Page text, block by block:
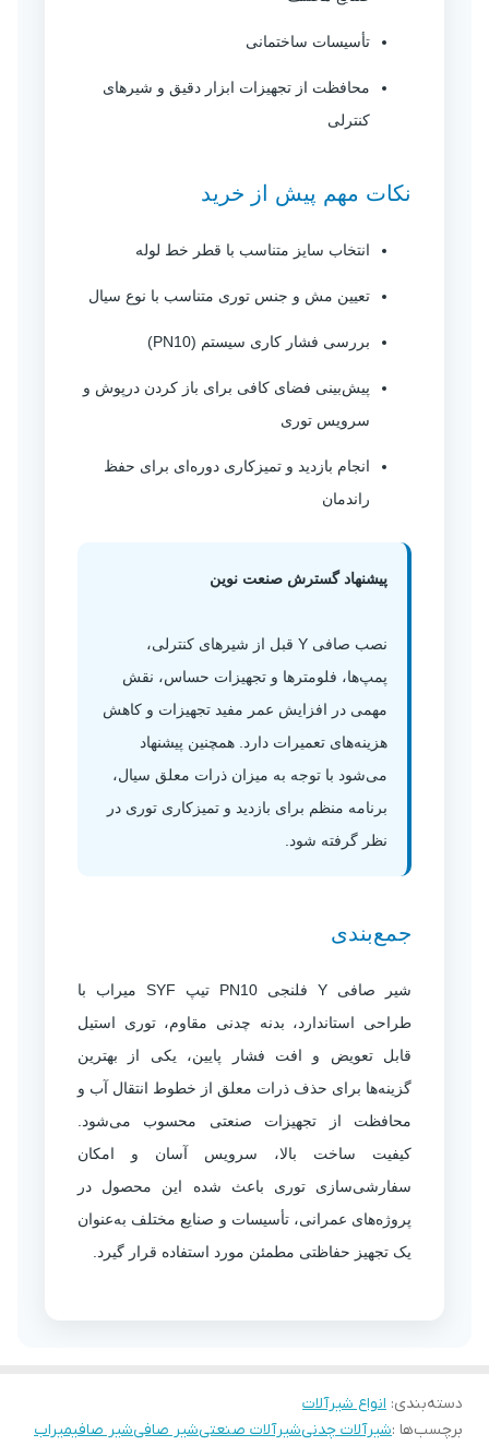
تأسیسات ساختمانی
محافظت از تجهیزات ابزار دقیق و شیرهای
کنترلی
نکات مهم پیش از خرید
انتخاب سایز متناسب با قطر خط لوله
تعیین مش و جنس توری متناسب با نوع سیال
بررسی فشار کاری سیستم (PN10)
پیش‌بینی فضای کافی برای باز کردن درپوش و
سرویس توری
انجام بازدید و تمیزکاری دوره‌ای برای حفظ
راندمان
پیشنهاد گسترش صنعت نوین
نصب صافی Y قبل از شیرهای کنترلی،
پمپ‌ها، فلومترها و تجهیزات حساس، نقش
مهمی در افزایش عمر مفید تجهیزات و کاهش
هزینه‌های تعمیرات دارد. همچنین پیشنهاد
می‌شود با توجه به میزان ذرات معلق سیال،
برنامه منظم برای بازدید و تمیزکاری توری در
نظر گرفته شود.
جمع‌بندی
شیر صافی Y فلنجی PN10 تیپ SYF میراب با
طراحی استاندارد، بدنه چدنی مقاوم، توری استیل
قابل تعویض و افت فشار پایین، یکی از بهترین
گزینه‌ها برای حذف ذرات معلق از خطوط انتقال آب و
محافظت از تجهیزات صنعتی محسوب می‌شود.
کیفیت ساخت بالا، سرویس آسان و امکان
سفارشی‌سازی توری باعث شده این محصول در
پروژه‌های عمرانی، تأسیسات و صنایع مختلف به‌عنوان
یک تجهیز حفاظتی مطمئن مورد استفاده قرار گیرد.
دسته‌بندی: انواع شیرآلات
برچسب‌ها :شیرآلات چدنیشیرآلات صنعتیشیر صافیشیر صافیمیراب